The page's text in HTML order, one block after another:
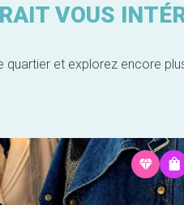
VOUS
et explorez encore